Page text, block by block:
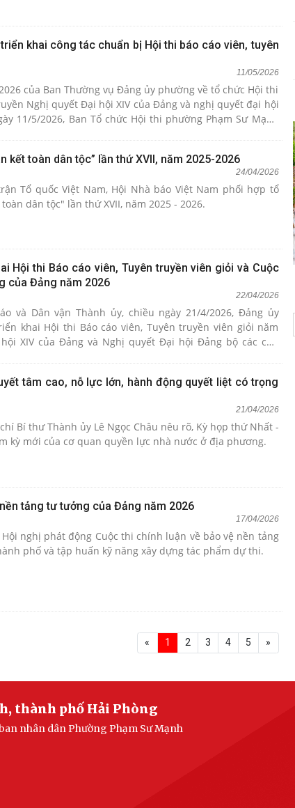
khai công tác chuẩn bị Hội thi báo cáo viên, tuyên
11/05/2026
của Ban Thường vụ Đảng ủy phường về tổ chức Hội thi
Nghị quyết Đại hội XIV của Đảng và nghị quyết đại hội
11/5/2026, Ban Tổ chức Hội thi phường Phạm Sư Mạnh
kết toàn dân tộc” lần thứ XVII, năm 2025-2026
24/04/2026
Tổ quốc Việt Nam, Hội Nhà báo Việt Nam phối hợp tổ
dân tộc" lần thứ XVII, năm 2025 - 2026.
Hội thi Báo cáo viên, Tuyên truyền viên giỏi và Cuộc
của Đảng năm 2026
22/04/2026
và Dân vận Thành ủy, chiều ngày 21/4/2026, Đảng ủy
khai Hội thi Báo cáo viên, Tuyên truyền viên giỏi năm
XIV của Đảng và Nghị quyết Đại hội Đảng bộ các cấp
tâm cao, nỗ lực lớn, hành động quyết liệt có trọng
21/04/2026
Bí thư Thành ủy Lê Ngọc Châu nêu rõ, Kỳ họp thứ Nhất -
kỳ mới của cơ quan quyền lực nhà nước ở địa phương.
tảng tư tưởng của Đảng năm 2026
17/04/2026
nghị phát động Cuộc thi chính luận về bảo vệ nền tảng
phố và tập huấn kỹ năng xây dựng tác phẩm dự thi.
« 1 2 3 4 5 »
thành phố Hải Phòng
nhân dân Phường Phạm Sư Mạnh